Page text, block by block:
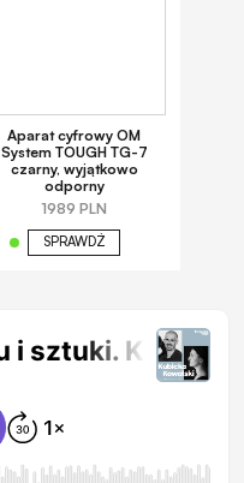
Aparat cyfrowy OM
System TOUGH TG-7
czarny, wyjątkowo
odporny
1989 PLN
SPRAWDŹ